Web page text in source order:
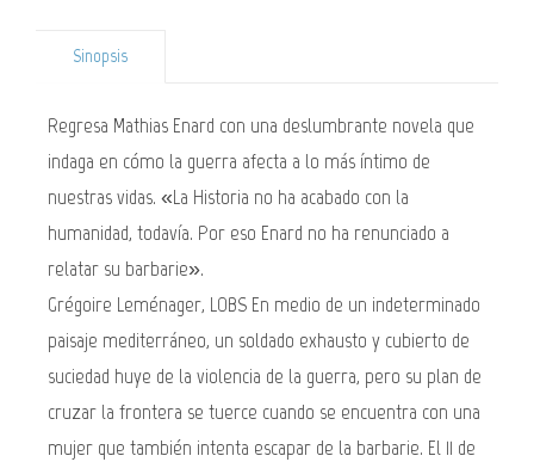
Sinopsis
Regresa Mathias Enard con una deslumbrante novela que
indaga en cómo la guerra afecta a lo más íntimo de
nuestras vidas. «La Historia no ha acabado con la
humanidad, todavía. Por eso Enard no ha renunciado a
relatar su barbarie».
Grégoire Leménager, LOBS En medio de un indeterminado
paisaje mediterráneo, un soldado exhausto y cubierto de
suciedad huye de la violencia de la guerra, pero su plan de
cruzar la frontera se tuerce cuando se encuentra con una
mujer que también intenta escapar de la barbarie. El 11 de